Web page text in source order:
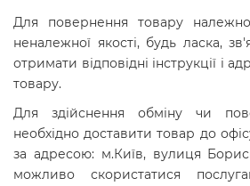
Для повернення товару
неналежної якості, будь ласка,
отримати відповідні інструкції і
товару.
Для здійснення обміну чи
необхідно доставити товар до
за адресою: м.Київ, вулиця
можливо скористатися